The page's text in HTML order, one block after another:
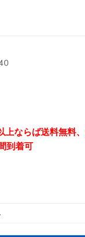
ならば送料無料
到着可